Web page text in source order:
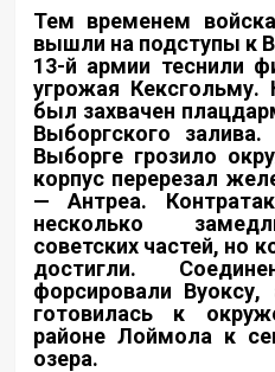
Тем временем
вышли на подступы к
13-й армии теснили
угрожая
был захвачен
Выборгского
Выборге грозило
корпус перерезал
— Антреа.
несколько
советских частей, но
достигли.
форсировали
готовилась к
районе Лоймола к
озера.